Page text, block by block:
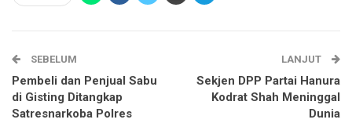
SEBELUM
Pembeli dan Penjual Sabu
di Gisting Ditangkap
Satresnarkoba Polres
LANJUT
Sekjen DPP Partai Hanura
Kodrat Shah Meninggal
Dunia